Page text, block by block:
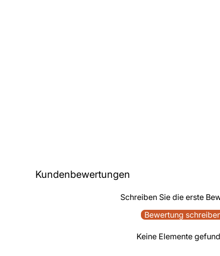
Kundenbewertungen
Schreiben Sie die erste
Bewertung
Keine Elemente